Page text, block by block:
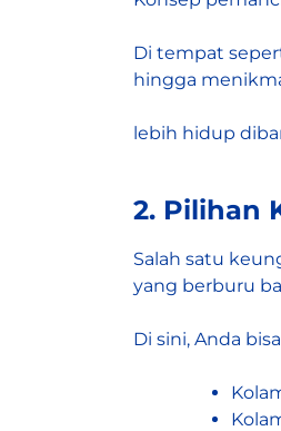
Di tempat
hingga
lebih hidup
2. Pilihan
Salah satu
yang berburu
Di sini, Anda